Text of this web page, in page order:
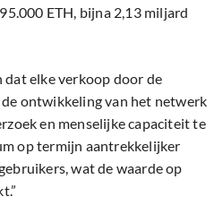
ETH, bijna 2,13 miljard
elke verkoop door de
ontwikkeling van het netwerk
en menselijke capaciteit te
op termijn aantrekkelijker
wat de waarde op